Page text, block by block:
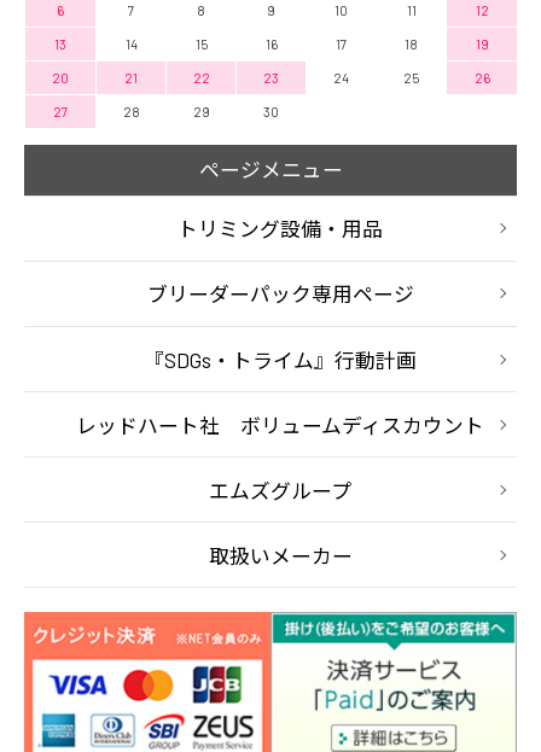
6 7 8 9 10 11 12
13 14 15 16 17 18 19
20 21 22 23 24 25 26
27 28 29 30
ページメニュー
トリミング設備・用品
ブリーダーパック専用ページ
『SDGs・トライム』行動計画
レッドハート社 ボリュームディスカウント
エムズグループ
取扱いメーカー